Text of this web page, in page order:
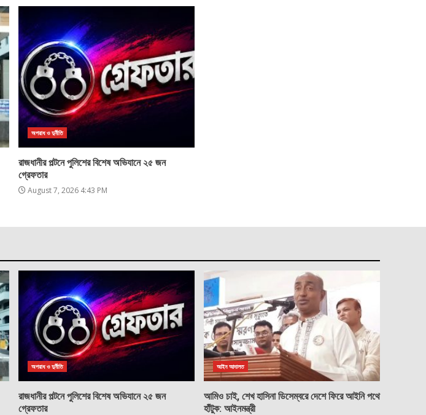
অপরাধ ও দুর্নীতি
রাজধানীর পল্টনে পুলিশের বিশেষ অভিযানে ২৫ জন
গ্রেফতার
August 7, 2026 4:43 PM
অপরাধ ও দুর্নীতি
রাজধানীর পল্টনে পুলিশের বিশেষ অভিযানে ২৫ জন
গ্রেফতার
আইন আদালত
আমিও চাই, শেখ হাসিনা ডিসেম্বরে দেশে ফিরে আইনি পথে
হাঁটুক: আইনমন্ত্রী